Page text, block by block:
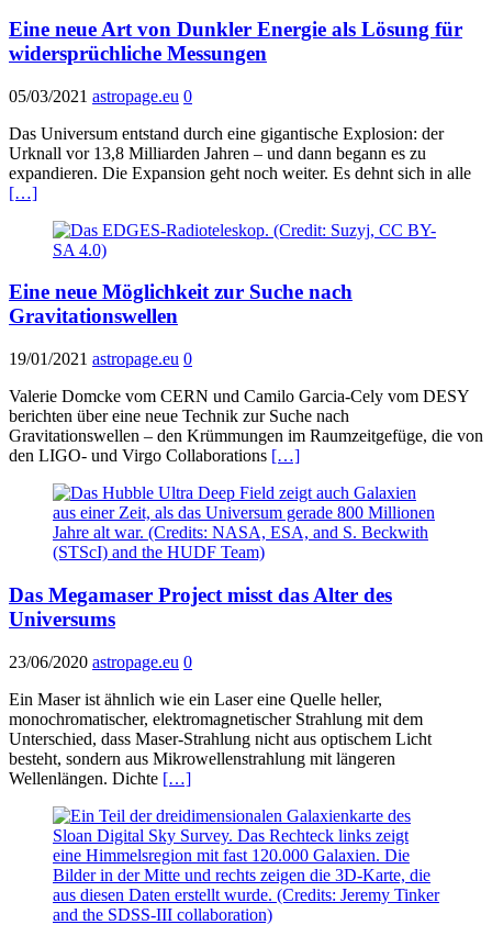
Eine neue Art von Dunkler Energie als Lösung für
widersprüchliche Messungen
05/03/2021 astropage.eu 0
Das Universum entstand durch eine gigantische Explosion: der
Urknall vor 13,8 Milliarden Jahren – und dann begann es zu
expandieren. Die Expansion geht noch weiter. Es dehnt sich in alle
[…]
Eine neue Möglichkeit zur Suche nach
Gravitationswellen
19/01/2021 astropage.eu 0
Valerie Domcke vom CERN und Camilo Garcia-Cely vom DESY
berichten über eine neue Technik zur Suche nach
Gravitationswellen – den Krümmungen im Raumzeitgefüge, die von
den LIGO- und Virgo Collaborations […]
Das Megamaser Project misst das Alter des
Universums
23/06/2020 astropage.eu 0
Ein Maser ist ähnlich wie ein Laser eine Quelle heller,
monochromatischer, elektromagnetischer Strahlung mit dem
Unterschied, dass Maser-Strahlung nicht aus optischem Licht
besteht, sondern aus Mikrowellenstrahlung mit längeren
Wellenlängen. Dichte […]